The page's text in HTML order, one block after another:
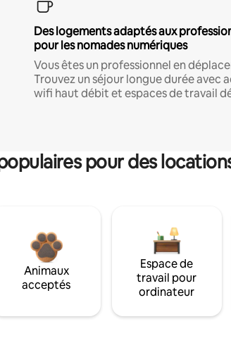
Des logements adaptés aux
pour les nomades numériques
Vous êtes un professionnel en
Trouvez un séjour longue durée avec
wifi haut débit et espaces de travail
pour des
Animaux
acceptés
Espace de
travail pour
ordinateur